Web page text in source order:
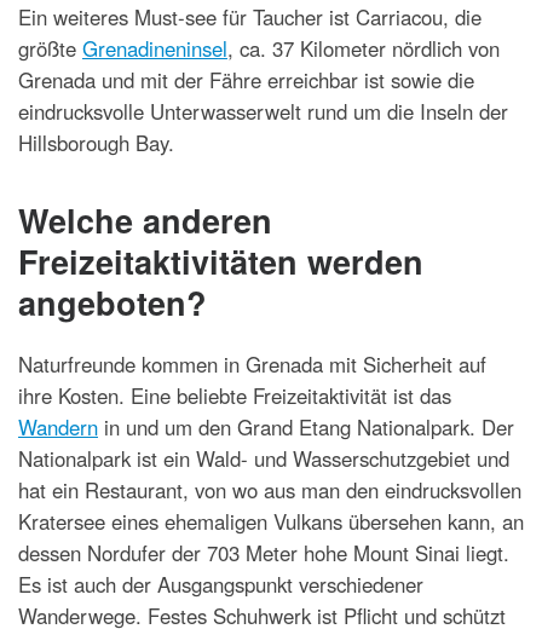
Ein weiteres Must-see für Taucher ist Carriacou, die
größte Grenadineninsel, ca. 37 Kilometer nördlich von
Grenada und mit der Fähre erreichbar ist sowie die
eindrucksvolle Unterwasserwelt rund um die Inseln der
Hillsborough Bay.
Welche anderen
Freizeitaktivitäten werden
angeboten?
Naturfreunde kommen in Grenada mit Sicherheit auf
ihre Kosten. Eine beliebte Freizeitaktivität ist das
Wandern in und um den Grand Etang Nationalpark. Der
Nationalpark ist ein Wald- und Wasserschutzgebiet und
hat ein Restaurant, von wo aus man den eindrucksvollen
Kratersee eines ehemaligen Vulkans übersehen kann, an
dessen Nordufer der 703 Meter hohe Mount Sinai liegt.
Es ist auch der Ausgangspunkt verschiedener
Wanderwege. Festes Schuhwerk ist Pflicht und schützt